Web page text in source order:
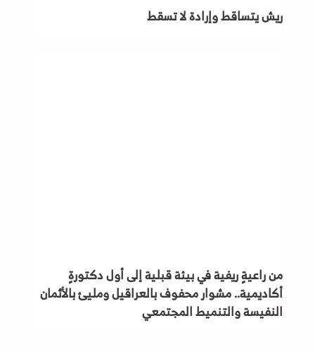
ريش يتساقط وإرادة لا تسقط
من راعيةٍ ريفية في بيئة قبلية إلى أول دكتورةٍ
أكاديمية.. مشوار محفوف بالعراقيل ومليئ بالأثمان
النفيسة والتنميط المجتمعي